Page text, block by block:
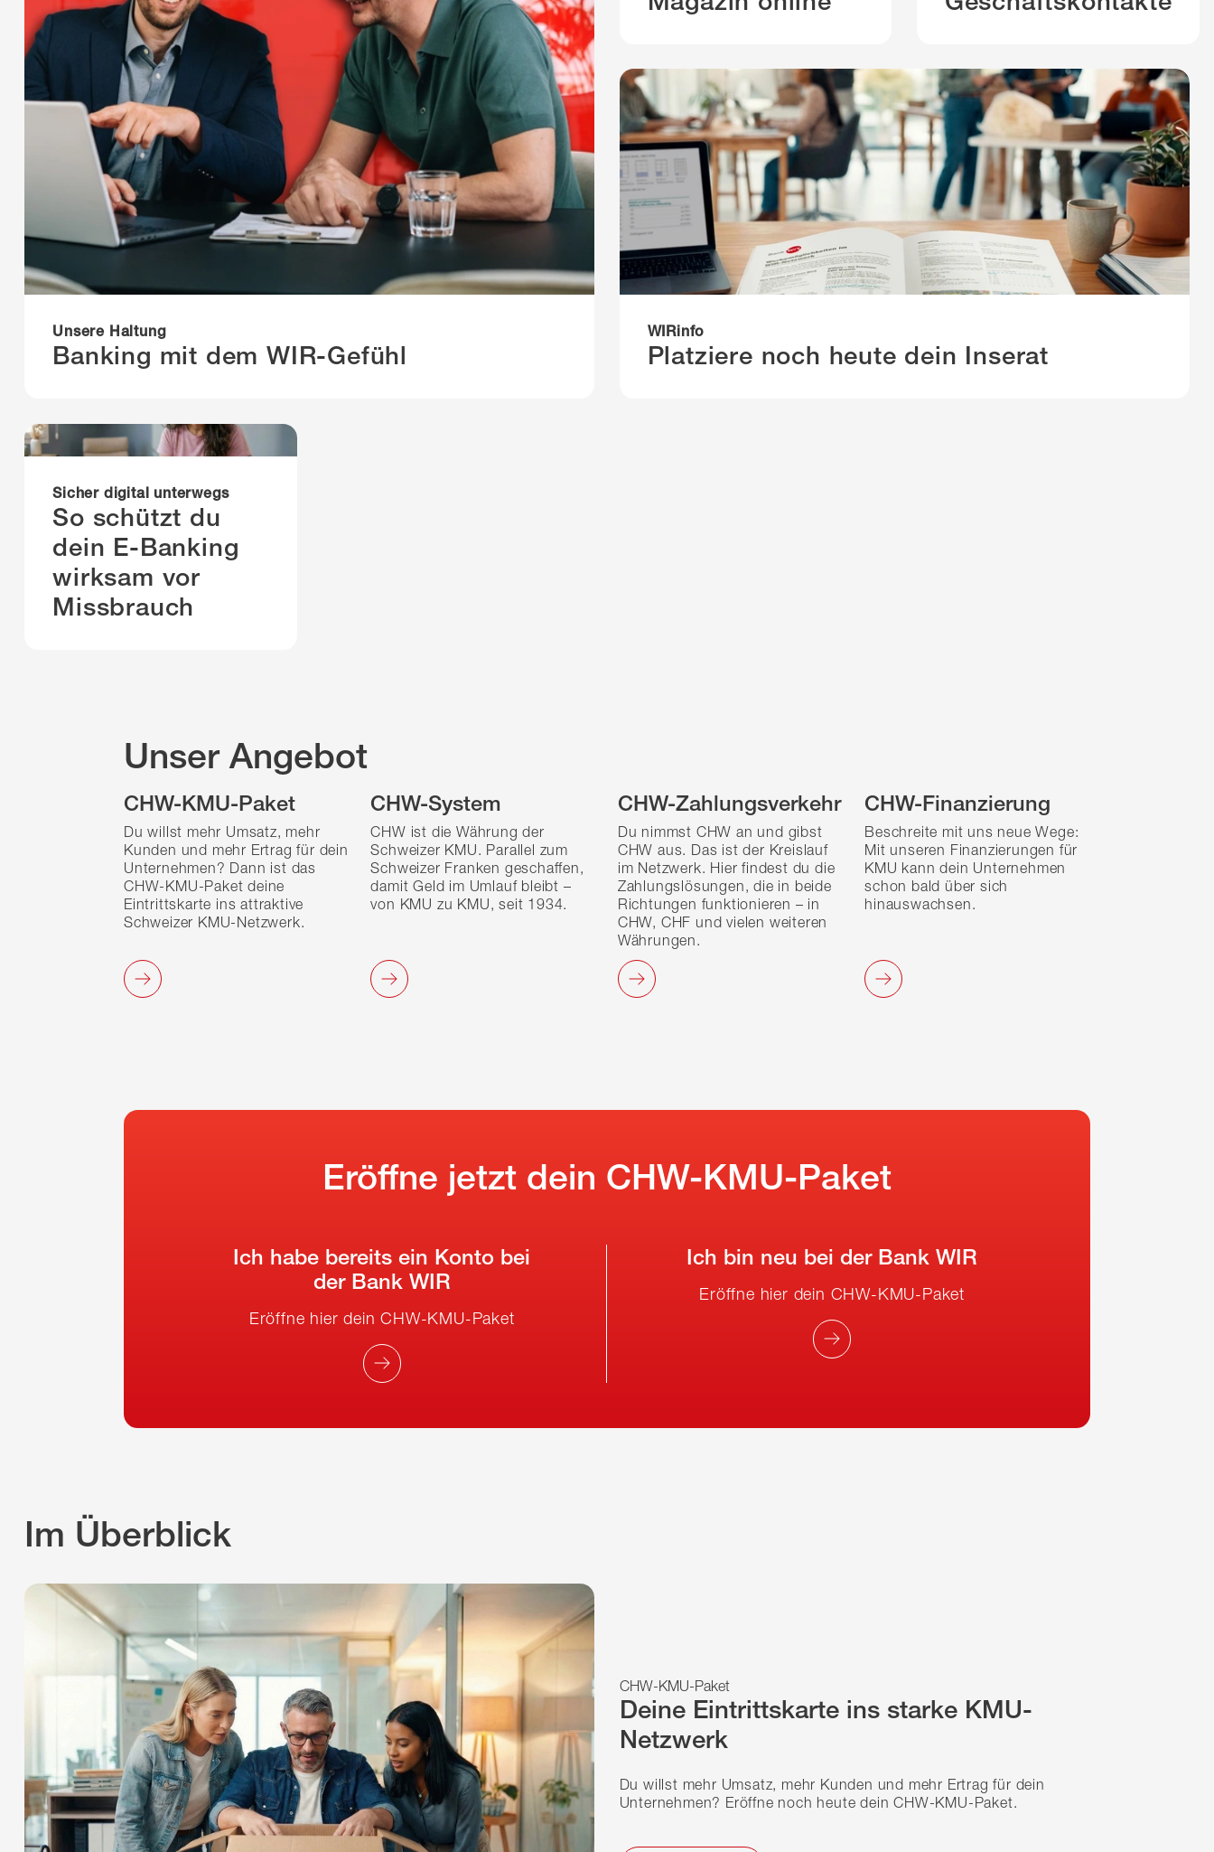
Unsere Haltung
Banking mit dem WIR-Gefühl
WIRinfo
Platziere noch heute dein Inserat
Sicher digital unterwegs
So schützt du
dein E-Banking
wirksam vor
Missbrauch
Sicherheit
Unser Angebot
CHW-KMU-Paket
Du willst mehr Umsatz, mehr
Kunden und mehr Ertrag für dein
Unternehmen? Dann ist das
CHW-KMU-Paket deine
Eintrittskarte ins attraktive
Schweizer KMU-Netzwerk.
CHW-System
CHW ist die Währung der
Schweizer KMU. Parallel zum
Schweizer Franken geschaffen,
damit Geld im Umlauf bleibt –
von KMU zu KMU, seit 1934.
CHW-Zahlungsverkehr
Du nimmst CHW an und gibst
CHW aus. Das ist der Kreislauf
im Netzwerk. Hier findest du die
Zahlungslösungen, die in beide
Richtungen funktionieren – in
CHW, CHF und vielen weiteren
Währungen.
CHW-Finanzierung
Beschreite mit uns neue Wege:
Mit unseren Finanzierungen für
KMU kann dein Unternehmen
schon bald über sich
hinauswachsen.
Eröffne jetzt dein CHW-KMU-Paket
Ich habe bereits ein Konto bei
der Bank WIR
Eröffne hier dein CHW-KMU-Paket
Ich bin neu bei der Bank WIR
Eröffne hier dein CHW-KMU-Paket
Im Überblick
Deine Eintrittskarte ins starke KMU-
Netzwerk
CHW-KMU-Paket
Du willst mehr Umsatz, mehr Kunden und mehr Ertrag für dein
Unternehmen? Eröffne noch heute dein CHW-KMU-Paket.